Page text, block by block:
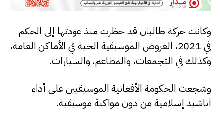
وكانت حركة طالبان قد حظرت منذ عودتها إلى الحكم
في 2021، العروض الموسيقية الحية في الأماكن العامة،
وكذلك في التجمعات، والمطاعم، والسيارات.
وشجعت الحكومة الأفغانية الموسيقيين على أداء
أناشيد إسلامية من دون مواكبة موسيقية.